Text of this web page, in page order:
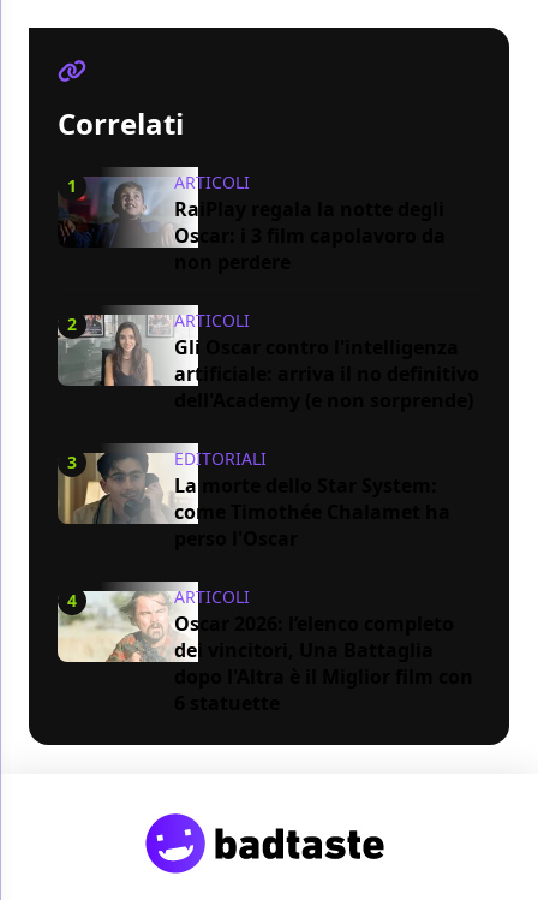
Correlati
1 ARTICOLI
RaiPlay regala la notte degli
Oscar: i 3 film capolavoro da
2 ARTICOLI
Gli Oscar contro l'intelligenza
artificiale: arriva il no definitivo
3 EDITORIALI
La morte dello Star System:
come Timothée Chalamet ha
4 ARTICOLI
Oscar 2026: l’elenco completo
dei vincitori, Una Battaglia